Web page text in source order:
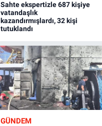
Sahte ekspertizle 687 kişiye
vatandaşlık
kazandırmışlardı, 32 kişi
tutuklandı
GÜNDEM